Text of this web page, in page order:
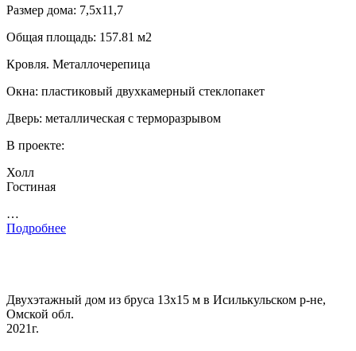
Размер дома: 7,5х11,7
Общая площадь: 157.81 м2
Кровля. Металлочерепица
Окна: пластиковый двухкамерный стеклопакет
Дверь: металлическая с терморазрывом
В проекте:
Холл
Гостиная
…
Подробнее
Двухэтажный дом из бруса 13х15 м в Исилькульском р-не,
Омской обл.
2021г.